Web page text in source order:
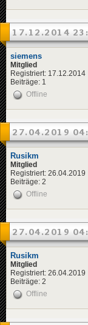
17.12.2014
siemens
Mitglied
Registriert: 17.12.2014
Beiträge: 1
Offline
27.04.2019
Rusikm
Mitglied
Registriert: 26.04.2019
Beiträge: 2
Offline
27.04.2019
Rusikm
Mitglied
Registriert: 26.04.2019
Beiträge: 2
Offline